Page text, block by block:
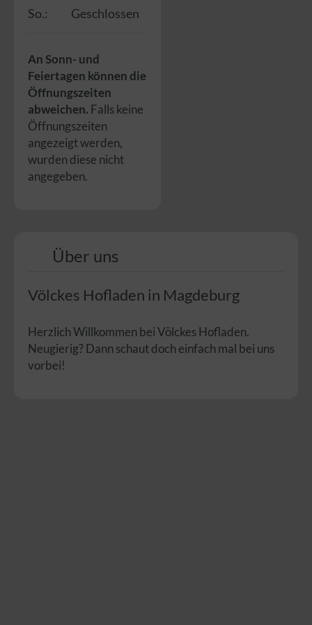
So.: Geschlossen
An Sonn- und
Feiertagen können die
Öffnungszeiten
abweichen. Falls keine
Öffnungszeiten
angezeigt werden,
wurden diese nicht
angegeben.
Über uns
Völckes Hofladen in Magdeburg
Herzlich Willkommen bei Völckes Hofladen.
Neugierig? Dann schaut doch einfach mal bei uns
vorbei!